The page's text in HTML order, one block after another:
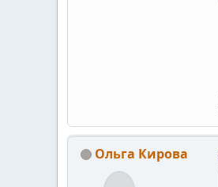
Ольга Кирова